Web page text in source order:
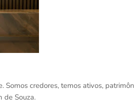
Somos credores, temos ativos,
de Souza.